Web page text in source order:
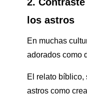
los astros
En muchas
adorados como
El relato bíblico,
astros como